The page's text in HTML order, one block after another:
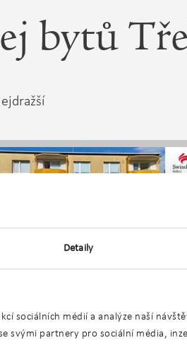
Detaily
sociálních médií a analýze naší
svými partnery pro sociální média,
bytů
bytu 3+1 71 m2
Jihlava